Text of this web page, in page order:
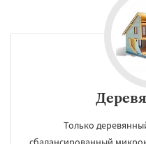
Только